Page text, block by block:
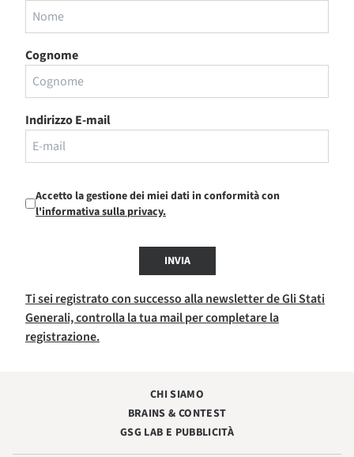
Cognome
Indirizzo E-mail
Accetto la gestione dei miei dati in conformità con
l'informativa sulla privacy.
INVIA
Ti sei registrato con successo alla newsletter de Gli Stati
Generali, controlla la tua mail per completare la
registrazione.
CHI SIAMO
BRAINS & CONTEST
GSG LAB E PUBBLICITÀ